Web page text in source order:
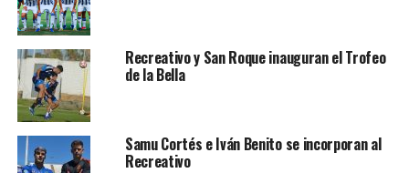
Recreativo y San Roque inauguran el Trofeo
de la Bella
Samu Cortés e Iván Benito se incorporan al
Recreativo